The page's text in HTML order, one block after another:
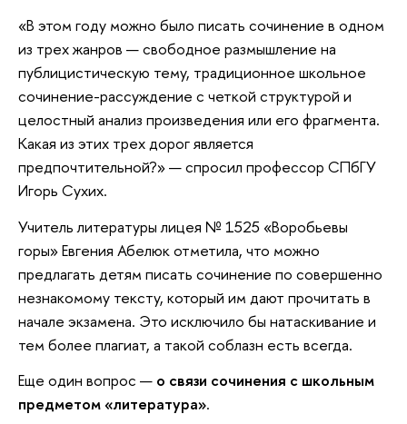
«В этом году можно было писать сочинение в одном
из трех жанров — свободное размышление на
публицистическую тему, традиционное школьное
сочинение-рассуждение с четкой структурой и
целостный анализ произведения или его фрагмента.
Какая из этих трех дорог является
предпочтительной?» — спросил профессор СПбГУ
Игорь Сухих.
Учитель литературы лицея № 1525 «Воробьевы
горы» Евгения Абелюк отметила, что можно
предлагать детям писать сочинение по совершенно
незнакомому тексту, который им дают прочитать в
начале экзамена. Это исключило бы натаскивание и
тем более плагиат, а такой соблазн есть всегда.
Еще один вопрос — о связи сочинения с школьным
предметом «литература».